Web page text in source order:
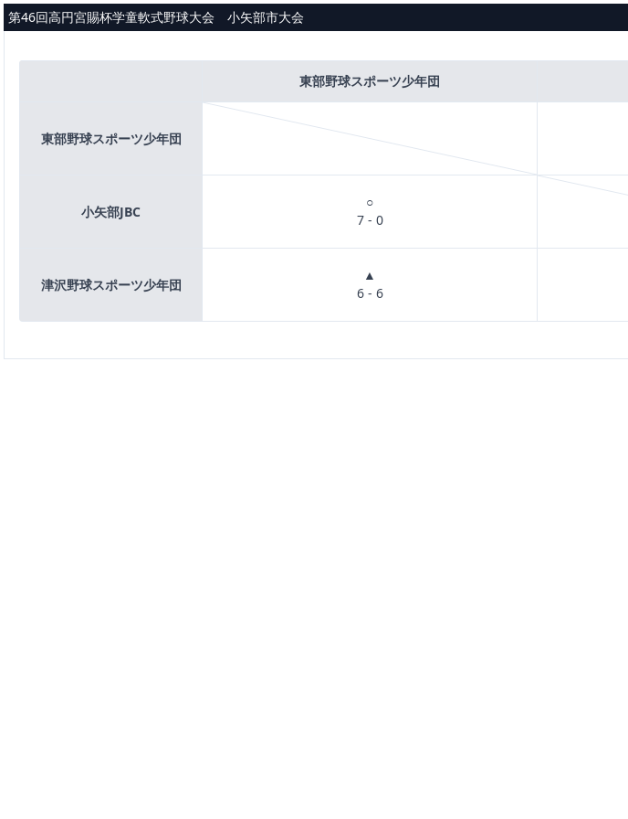
メインコンテンツへスキップ
第46回高円宮賜杯学童軟式野球大会 小矢部市大会
東部野球スポーツ少年団
東部野球スポーツ少年団
小矢部JBC
○
7 - 0
津沢野球スポーツ少年団
▲
6 - 6